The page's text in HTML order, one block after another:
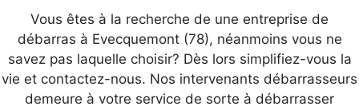
Vous êtes à la recherche de une entreprise de
débarras à Evecquemont (78), néanmoins vous ne
savez pas laquelle choisir? Dès lors simplifiez-vous la
vie et contactez-nous. Nos intervenants débarrasseurs
demeure à votre service de sorte à débarrasser